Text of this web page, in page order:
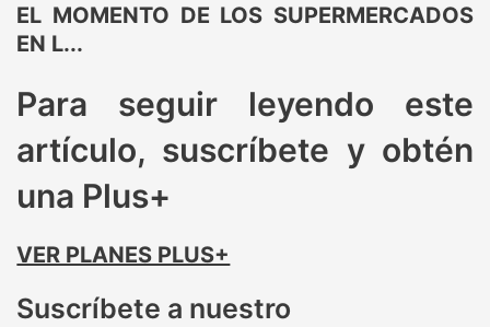
EL MOMENTO DE LOS SUPERMERCADOS
EN L...
Para seguir leyendo este
artículo, suscríbete y obtén
una Plus+
VER PLANES PLUS+
Suscríbete a nuestro